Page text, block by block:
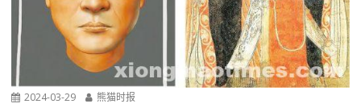
2024-03-29 熊猫时报